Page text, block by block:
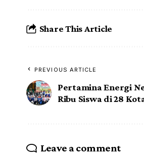
Share This Article
PREVIOUS ARTICLE
Pertamina Energi
Ribu Siswa di 28
Leave a comment